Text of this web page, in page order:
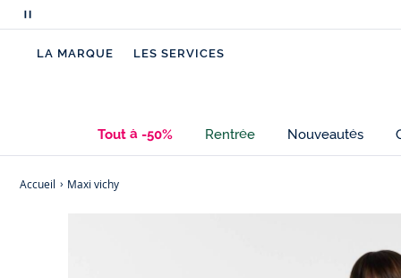
Mettre
pause
LA MARQUE LES SERVICES
Tout à -50% Rentrée Nouveautés
Accueil Maxi vichy